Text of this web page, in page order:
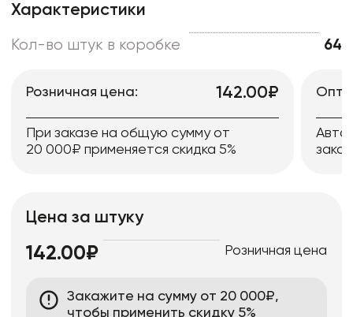
Характеристики
Кол-во штук в коробке 64
Розничная цена: 142.00₽
При заказе на общую сумму от
20 000₽ применяется скидка 5%
Цена за штуку
142.00₽ Розничная цена
Закажите на сумму от 20 000₽,
чтобы применить скидку 5%